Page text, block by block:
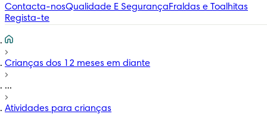
Contacta-nosQualidade E SegurançaFraldas e Toalhitas
Regista-te
Crianças dos 12 meses em diante
...
Atividades para crianças